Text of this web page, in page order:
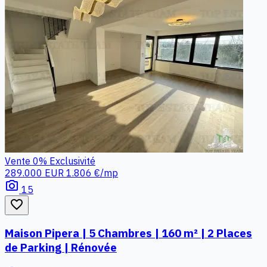
Vente 0% Exclusivité
289.000 EUR 1.806 €/mp
photo_camera 15
favorite_border
Maison Pipera | 5 Chambres | 160 m² | 2 Places
de Parking | Rénovée